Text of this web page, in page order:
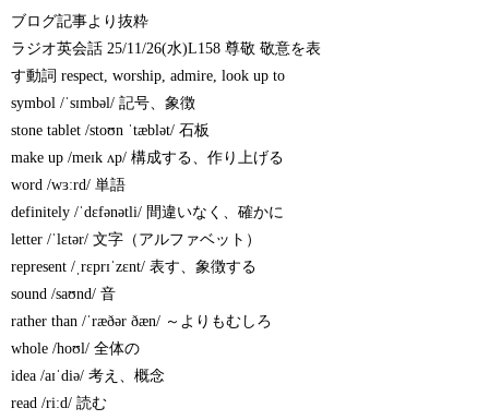
ブログ記事より抜粋
ラジオ英会話 25/11/26(水)L158 尊敬 敬意を表
す動詞 respect, worship, admire, look up to
symbol /ˈsɪmbəl/ 記号、象徴
stone tablet /stoʊn ˈtæblət/ 石板
make up /meɪk ʌp/ 構成する、作り上げる
word /wɜːrd/ 単語
definitely /ˈdɛfənətli/ 間違いなく、確かに
letter /ˈlɛtər/ 文字（アルファベット）
represent /ˌrɛprɪˈzɛnt/ 表す、象徴する
sound /saʊnd/ 音
rather than /ˈræðər ðæn/ ～よりもむしろ
whole /hoʊl/ 全体の
idea /aɪˈdiə/ 考え、概念
read /riːd/ 読む